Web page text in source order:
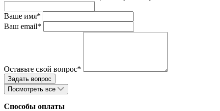
Ваше имя*
Ваш email*
Оставьте свой вопрос*
Посмотреть все
Способы оплаты